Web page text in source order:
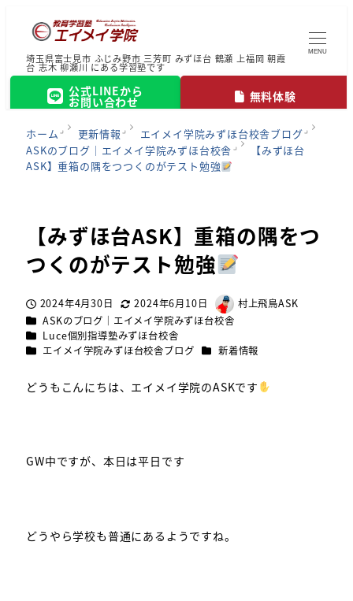
埼玉県富士見市 ふじみ野市 三芳町 みずほ台 鶴瀬 上福岡 朝霞
台 志木 柳瀬川 にある学習塾です
公式LINEから
お問い合わせ 無料体験
MENU
ホーム 更新情報
エイメイ学院みずほ台校舎ブログ
ASKのブログ｜エイメイ学院みずほ台校舎
【みずほ台
ASK】重箱の隅をつつくのがテスト勉強
【みずほ台ASK】重箱の隅をつ
つくのがテスト勉強
投稿日2024年4月30日 更新日2024年6月10日
著
者
村上飛鳥ASK
カテゴリー
ASKのブログ｜エイメイ学院みずほ台校舎
カテゴリー
Luce個別指導塾みずほ台校舎
カテゴリー
エイメイ学院みずほ台校舎ブログ カテゴリー
新着情報
どうもこんにちは、エイメイ学院のASKです
GW中ですが、本日は平日です
どうやら学校も普通にあるようですね。